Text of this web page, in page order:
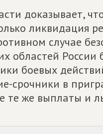
доказывает,
ликвидация
случае
областей России
боевых
срочники в
те же выплаты и